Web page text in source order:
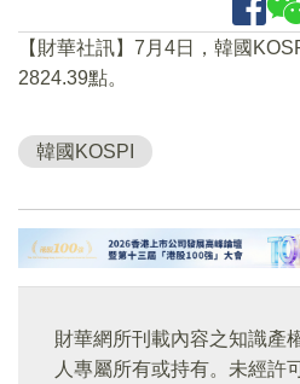
【財華社訊】7月4日，韓國
2824.39點。
韓國KOSPI
財華網所刊載內容之知識產
人專屬所有或持有。未經許